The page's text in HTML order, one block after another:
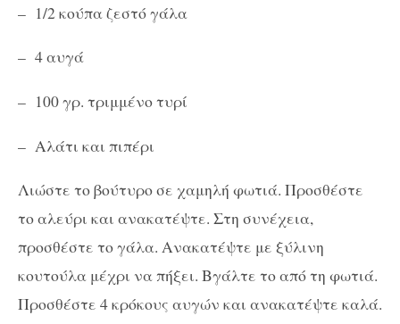
– 1/2 κούπα ζεστό γάλα
– 4 αυγά
– 100 γρ. τριμμένο τυρί
– Αλάτι και πιπέρι
Λιώστε το βούτυρο σε χαμηλή φωτιά. Προσθέστε
το αλεύρι και ανακατέψτε. Στη συνέχεια,
προσθέστε το γάλα. Ανακατέψτε με ξύλινη
κουτούλα μέχρι να πήξει. Βγάλτε το από τη φωτιά.
Προσθέστε 4 κρόκους αυγών και ανακατέψτε καλά.